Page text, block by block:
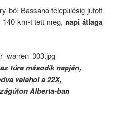
ból Bassano településig jutott
km-t tett meg, napi átlaga
túra második napján,
valahol a 22X,
Alberta-ban